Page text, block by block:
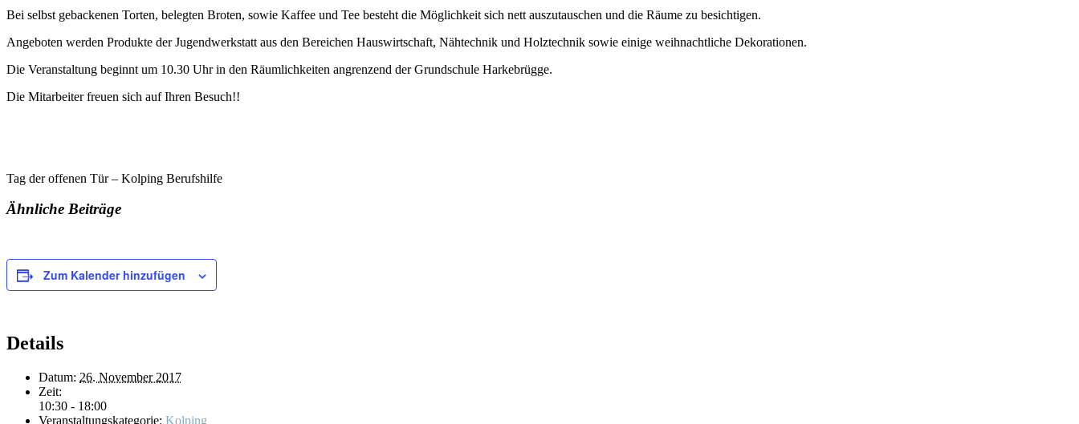
Bei selbst gebackenen Torten, belegten Broten, sowie Kaffee und Tee besteht die Möglichkeit sich nett auszutauschen und die Räume zu besichtigen.
Angeboten werden Produkte der Jugendwerkstatt aus den Bereichen Hauswirtschaft, Nähtechnik und Holztechnik sowie einige weihnachtliche Dekorationen.
Die Veranstaltung beginnt um 10.30 Uhr in den Räumlichkeiten angrenzend der Grundschule Harkebrügge.
Die Mitarbeiter freuen sich auf Ihren Besuch!!
Tag der offenen Tür – Kolping Berufshilfe
Ähnliche Beiträge
Zum Kalender hinzufügen
Details
Datum: 26. November 2017
Zeit:
10:30 - 18:00
Veranstaltungskategorie: Kolping